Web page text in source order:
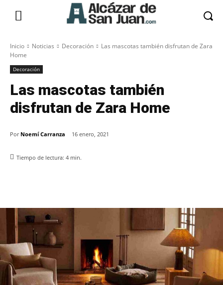
Inicio Noticias Decoración
Las mascotas también disfrutan de Zara
Home
Decoración
Las mascotas también
disfrutan de Zara Home
Por Noemí Carranza 16 enero, 2021
Tiempo de lectura: 4 min.